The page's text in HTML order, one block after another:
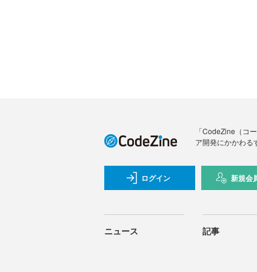
「CodeZine（コ
ア開発にかかわる
ログイン 新規会
ニュース 記事